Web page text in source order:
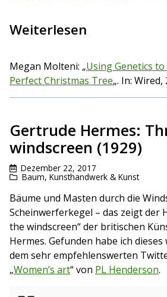
Weiterlesen
Megan Molteni: „Using Genetics
Perfect Christmas Tree„. In:
Gertrude Hermes:
windscreen (1929)
Dezember 22, 2017
Baum, Kunsthandwerk & Kunst
Bäume und Masten durch die
Scheinwerferkegel – das zeigt der
the windscreen“ der britischen
Hermes. Gefunden habe ich
dem sehr empfehlenswerten
„Women’s art“ von PL Henderson.